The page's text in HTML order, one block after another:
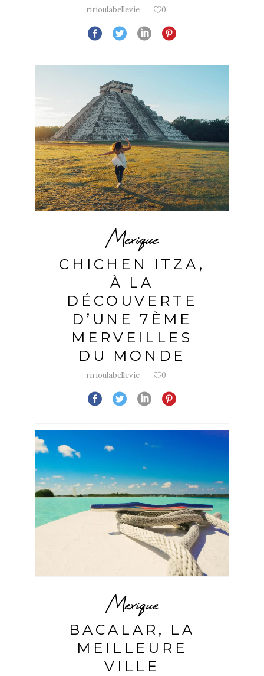
ririoulabellevie 0
Mexique
CHICHEN ITZA,
À LA
DÉCOUVERTE
D’UNE 7ÈME
MERVEILLES
DU MONDE
ririoulabellevie 0
Mexique
BACALAR, LA
MEILLEURE
VILLE